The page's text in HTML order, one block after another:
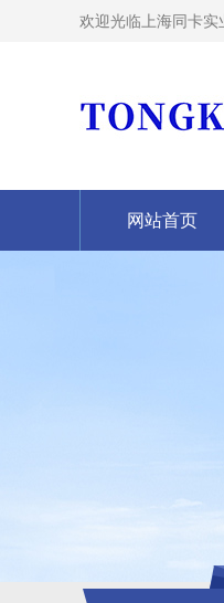
欢迎光临上海同卡实
网站首页